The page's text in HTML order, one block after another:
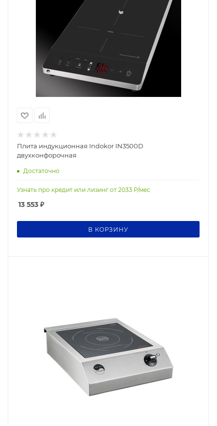
Плита индукционная Indokor IN3500D
двухконфорочная
Достаточно
Узнать про кредит или лизинг от 2033 Р/мес
13 553 ₽
В КОРЗИНУ